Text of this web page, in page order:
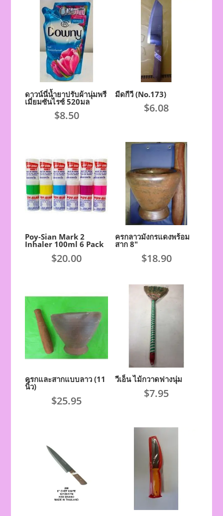
ดาวน์นี่น้ำยาปรับผ้านุ่มพรี
เมี่ยมซันไรซ์ 520มล
$8.50
มีดกีวี (No.173)
$6.08
Poy-Sian Mark 2
Inhaler 100ml 6 Pack
$20.00
ครกลาวมังกรแดงพร้อม
สาก 8″
$18.90
ครกและสากแบบลาว (11
นิ้ว)
$25.95
วีเอ็น ไม้กวาดฟางนุ่ม
$7.95